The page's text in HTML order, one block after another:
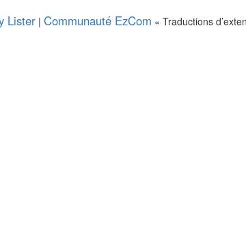
Lister| Communauté EzCom « Traductions